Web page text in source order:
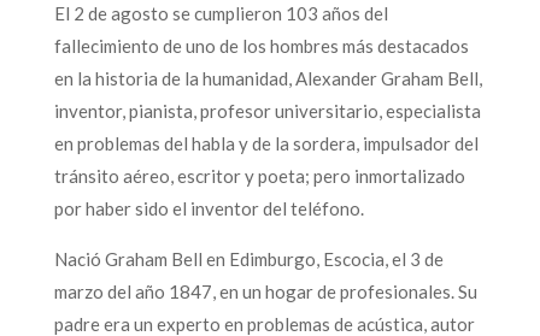
El 2 de agosto se cumplieron 103 años del
fallecimiento de uno de los hombres más destacados
en la historia de la humanidad, Alexander Graham Bell,
inventor, pianista, profesor universitario, especialista
en problemas del habla y de la sordera, impulsador del
tránsito aéreo, escritor y poeta; pero inmortalizado
por haber sido el inventor del teléfono.
Nació Graham Bell en Edimburgo, Escocia, el 3 de
marzo del año 1847, en un hogar de profesionales. Su
padre era un experto en problemas de acústica, autor